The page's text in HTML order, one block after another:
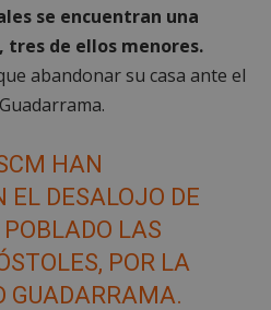
se encuentran una
tres de ellos menores.
abandonar su casa ante el
HAN
EL DESALOJO DE
LAS
, POR LA
GUADARRAMA.